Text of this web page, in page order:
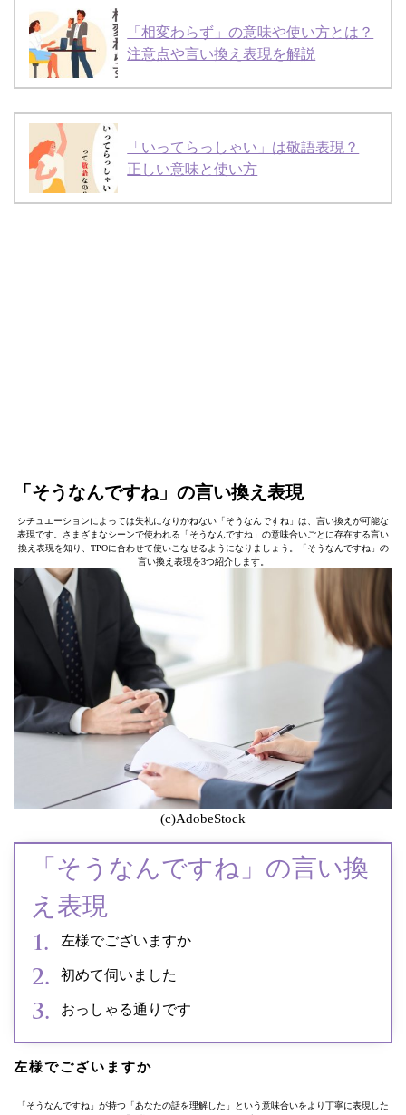
「相変わらず」の意味や使い方とは？
注意点や言い換え表現を解説
「いってらっしゃい」は敬語表現？
正しい意味と使い方
「そうなんですね」の言い換え表現
シチュエーションによっては失礼になりかねない「そうなんですね」は、言い換えが可能な
表現です。さまざまなシーンで使われる「そうなんですね」の意味合いごとに存在する言い
換え表現を知り、TPOに合わせて使いこなせるようになりましょう。「そうなんですね」の
言い換え表現を3つ紹介します。
(c)AdobeStock
「そうなんですね」の言い換
え表現
左様でございますか
初めて伺いました
おっしゃる通りです
左様でございますか
「そうなんですね」が持つ「あなたの話を理解した」という意味合いをより丁寧に表現した